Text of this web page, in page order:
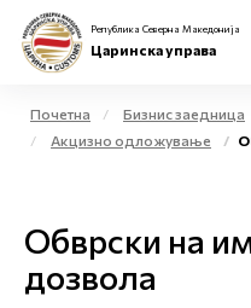
Физички лица
Бизнис заедница
Република Северна Македонија
Царинска управа
Почетна Бизнис заедница
Акцизно одложување
Обврски на
дозвола